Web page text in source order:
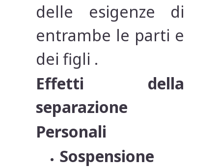
delle esigenze di
entrambe le parti e
dei figli .
Effetti della
separazione
Personali
Sospensione